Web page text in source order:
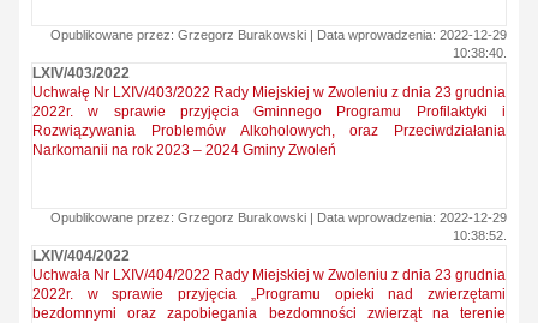
Opublikowane przez: Grzegorz Burakowski | Data wprowadzenia: 2022-12-29
10:38:40.
LXIV/403/2022
Uchwałę Nr LXIV/403/2022 Rady Miejskiej w Zwoleniu z dnia 23 grudnia
2022r. w sprawie przyjęcia Gminnego Programu Profilaktyki i
Rozwiązywania Problemów Alkoholowych, oraz Przeciwdziałania
Narkomanii na rok 2023 – 2024 Gminy Zwoleń
Opublikowane przez: Grzegorz Burakowski | Data wprowadzenia: 2022-12-29
10:38:52.
LXIV/404/2022
Uchwała Nr LXIV/404/2022 Rady Miejskiej w Zwoleniu z dnia 23 grudnia
2022r. w sprawie przyjęcia „Programu opieki nad zwierzętami
bezdomnymi oraz zapobiegania bezdomności zwierząt na terenie